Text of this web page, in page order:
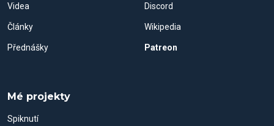
Videa
Články
Přednášky
Discord
Wikipedia
Patreon
Mé projekty
Spiknutí